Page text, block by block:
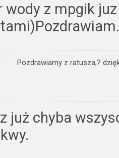
wody z mpgik juz
Pozdrawiamy z ratusza,?
już chyba